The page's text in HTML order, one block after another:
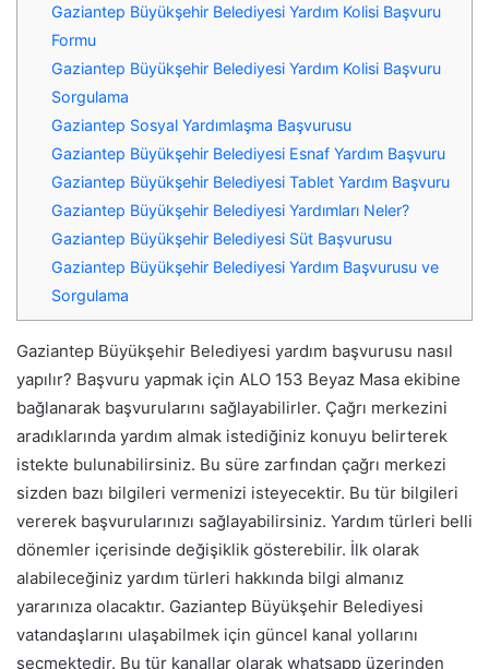
Gaziantep Büyükşehir Belediyesi Yardım Kolisi Başvuru
Formu
Gaziantep Büyükşehir Belediyesi Yardım Kolisi Başvuru
Sorgulama
Gaziantep Sosyal Yardımlaşma Başvurusu
Gaziantep Büyükşehir Belediyesi Esnaf Yardım Başvuru
Gaziantep Büyükşehir Belediyesi Tablet Yardım Başvuru
Gaziantep Büyükşehir Belediyesi Yardımları Neler?
Gaziantep Büyükşehir Belediyesi Süt Başvurusu
Gaziantep Büyükşehir Belediyesi Yardım Başvurusu ve
Sorgulama
Gaziantep Büyükşehir Belediyesi yardım başvurusu nasıl
yapılır? Başvuru yapmak için ALO 153 Beyaz Masa ekibine
bağlanarak başvurularını sağlayabilirler. Çağrı merkezini
aradıklarında yardım almak istediğiniz konuyu belirterek
istekte bulunabilirsiniz. Bu süre zarfından çağrı merkezi
sizden bazı bilgileri vermenizi isteyecektir. Bu tür bilgileri
vererek başvurularınızı sağlayabilirsiniz. Yardım türleri belli
dönemler içerisinde değişiklik gösterebilir. İlk olarak
alabileceğiniz yardım türleri hakkında bilgi almanız
yararınıza olacaktır. Gaziantep Büyükşehir Belediyesi
vatandaşlarını ulaşabilmek için güncel kanal yollarını
seçmektedir. Bu tür kanallar olarak whatsapp üzerinden